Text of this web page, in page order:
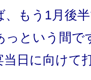
もう1月後半
っという間で
当日に向けて